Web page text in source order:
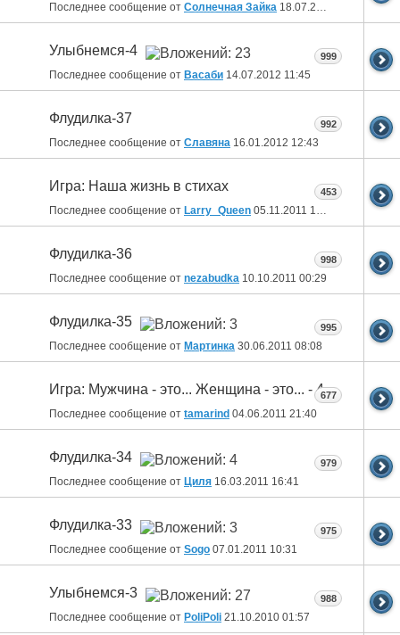
Последнее сообщение от Солнечная Зайка 18.07.2012
Улыбнемся-4
Последнее сообщение от Васаби 14.07.2012 11:45
999
Флудилка-37
Последнее сообщение от Славяна 16.01.2012 12:43
992
Игра: Наша жизнь в стихах
Последнее сообщение от Larry_Queen 05.11.2011 15:19
453
Флудилка-36
Последнее сообщение от nezabudka 10.10.2011 00:29
998
Флудилка-35
Последнее сообщение от Мартинка 30.06.2011 08:08
995
Игра: Мужчина - это... Женщина - это... - 4
Последнее сообщение от tamarind 04.06.2011 21:40
677
Флудилка-34
Последнее сообщение от Циля 16.03.2011 16:41
979
Флудилка-33
Последнее сообщение от Sogo 07.01.2011 10:31
975
Улыбнемся-3
Последнее сообщение от PoliPoli 21.10.2010 01:57
988